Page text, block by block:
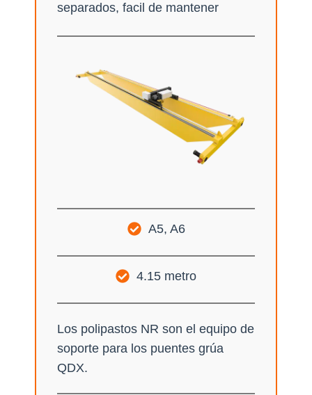
separados, facil de mantener
A5, A6
4.15 metro
Los polipastos NR son el equipo de
soporte para los puentes grúa
QDX.